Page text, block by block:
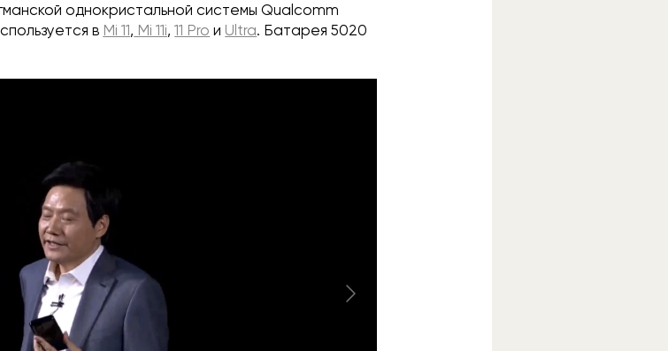
однокристальной системы Qualcomm
в Mi 11, Mi 11i,11 Pro и Ultra. Батарея 5020